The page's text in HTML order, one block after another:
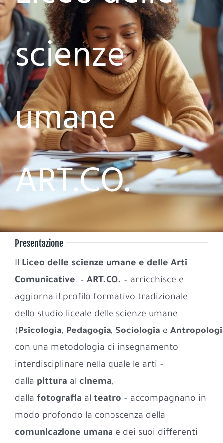
scienze
umane
ART.CO.
Presentazione
Il Liceo delle scienze umane e delle Arti
Comunicative – ART.CO. – arricchisce e
aggiorna il profilo formativo tradizionale
dello studio liceale delle scienze umane
(Psicologia, Pedagogia, Sociologia e
con una metodologia di insegnamento
interdisciplinare nella quale le arti –
dalla pittura al cinema,
dalla fotografia al teatro – accompagnano in
modo profondo la conoscenza della
comunicazione umana e dei suoi differenti